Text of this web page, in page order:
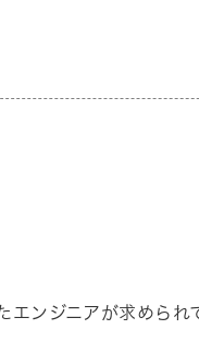
ンジニアが求められ